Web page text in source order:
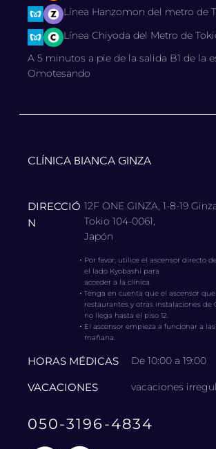
Línea Hanzomon del metro de
Línea Chiyoda del Metro de
A 5 minutos a pie de la salida B1 de la
Omotesando
CLÍNICA BIANCA GINZA
DIRECCIÓ
N
12F ONE GINZA, 1-8-19
Tokio 104-0061,
Japón
・ Por favor, utilice el ascensor directo
el lado Kyobashi para
acceder a la clínica.
・Tenga en cuenta que el ascensor
restaurantes y otras instalaciones de
no llega hasta el piso 12.
・ El ascensor empieza a funcionar a
mañana.
HORAS MÉDICAS De 10:00 a 19:00
VACACIONES vacaciones
050-3196-4834